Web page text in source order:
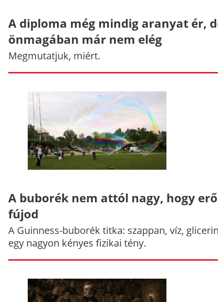
A diploma még mindig aranyat ér,
önmagában már nem elég
Megmutatjuk, miért.
A buborék nem attól nagy, hogy
fújod
A Guinness-buborék titka: szappan, víz,
egy nagyon kényes fizikai tény.